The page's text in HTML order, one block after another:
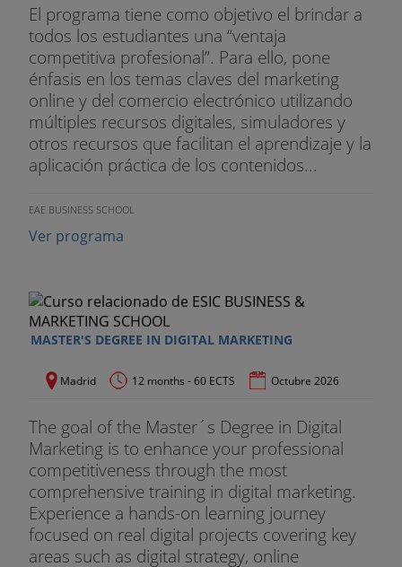
5 horas, en las que se profundizará en temas
concretos de interés, por su actualidad, impacto o
repercusión en el área de conocimiento. Además
los alumnos de este máster podrán asistir a 3
seminarios específicos donde un ponente ofrecerá
una master class enriqueciendo la experiencia del
alumno con la aplicación práctica de lo trabajado
en la sesión.
Las sesiones presenciales tendrán una duración
de 5 horas, impartidas sábados en horario de 9 a
14:00 horas. La programación de sesiones
podrá asistir a 9 sesiones 3 seminarios. Las
temáticas y fechas de las sesiones presenciales
serán publicadas en la plataforma online, y el
seminario, de este modo si no puede asistir a
hacerlo en la siguiente programación.
En estas sesiones presenciales no se impartirá el
contenido de cada módulo, sino que se elegirá un
tema concreto sobre el que trabajar entre experto
y alumnos.
El programa tiene como objetivo el brindar a
todos los estudiantes una “ventaja
competitiva profesional”. Para ello, pone
énfasis en los temas claves del marketing
online y del comercio electrónico utilizando
múltiples recursos digitales, simuladores y
otros recursos que facilitan el aprendizaje y la
aplicación práctica de los contenidos...
EAE BUSINESS SCHOOL
Ver programa
MASTER'S DEGREE IN DIGITAL MARKETING
Madrid 12 months - 60 ECTS Octubre 2026
The goal of the Master´s Degree in Digital
Marketing is to enhance your professional
competitiveness through the most
comprehensive training in digital marketing.
Experience a hands-on learning journey
focused on real digital projects covering key
areas such as digital strategy, online